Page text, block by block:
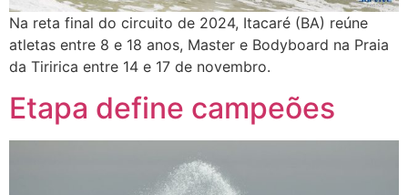
Na reta final do circuito de 2024, Itacaré (BA) reúne
atletas entre 8 e 18 anos, Master e Bodyboard na Praia
da Tiririca entre 14 e 17 de novembro.
Etapa define campeões